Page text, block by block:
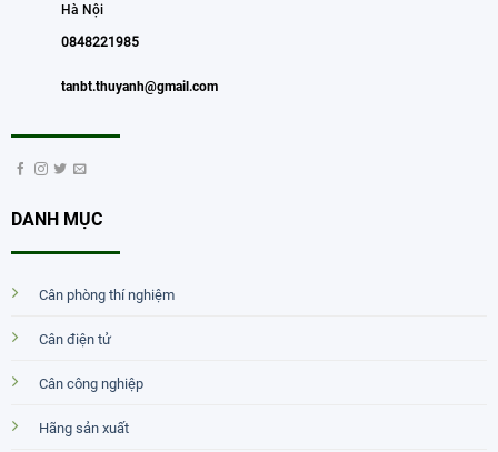
Hà Nội
0848221985
tanbt.thuyanh@gmail.com
DANH MỤC
Cân phòng thí nghiệm
Cân điện tử
Cân công nghiệp
Hãng sản xuất